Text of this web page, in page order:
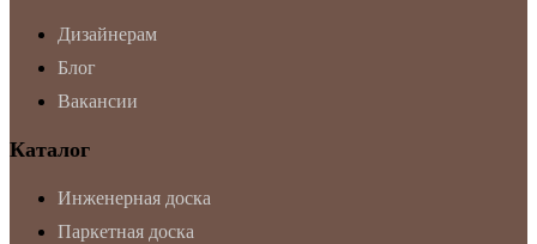
Дизайнерам
Блог
Вакансии
Каталог
Инженерная доска
Паркетная доска